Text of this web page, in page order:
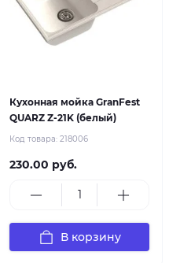
Кухонная мойка GranFest
QUARZ Z-21K (белый)
Код товара: 218006
230.00 руб.
В корзину